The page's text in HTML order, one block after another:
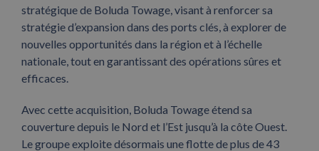
stratégique de Boluda Towage, visant à renforcer sa
stratégie d’expansion dans des ports clés, à explorer de
nouvelles opportunités dans la région et à l’échelle
nationale, tout en garantissant des opérations sûres et
efficaces.
Avec cette acquisition, Boluda Towage étend sa
couverture depuis le Nord et l’Est jusqu’à la côte Ouest.
Le groupe exploite désormais une flotte de plus de 43